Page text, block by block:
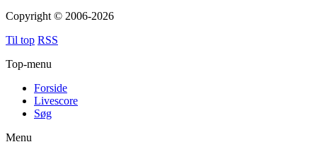
Copyright © 2006-2026
Til top RSS
Top-menu
Forside
Livescore
Søg
Menu